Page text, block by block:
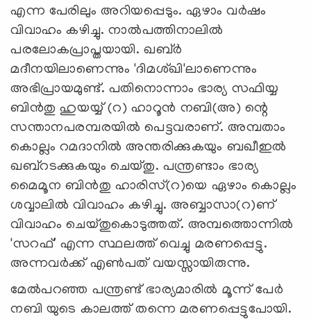
എന്ന പേരിലും അറിയപ്പെടും. ഏഴാം വര്‍ഷം
വിവാഹം കഴിച്ചു. നാല്‍പത്തിനാലില്‍
പരലോകപ്രാപ്തയായി. ഖബ്ര്‍
മദീനയിലാണെന്നും 'ദിമശ്ഖി'ലാണെന്നും
അഭിപ്രായമുണ്ട്. പതിനൊന്നാം ഭാര്യ സഫിയ്യ
ബിന്‍തു ഹുയയ്യ് (റ) ഹാറൂന്‍ നബി(അ) ന്റെ
സന്താനപരമ്പരയില്‍ പെട്ടവരാണ്. അമ്പതാം
കൊല്ലം റമദാനില്‍ അന്തരിക്കുകയും ബഖീഇല്‍
ഖബ്‌റടക്കുകയും ചെയ്തു. പന്ത്രണ്ടാം ഭാര്യ
മൈമൂന ബിന്‍തു ഹാരിസ്(റ)യെ ഏഴാം കൊല്ലം
ശവ്വാലില്‍ വിവാഹം കഴിച്ചു. അബ്ബാസാ(റ)ണ്
വിവാഹം ചെയ്തുകൊടുത്തത്. അമ്പത്തൊന്നില്‍
'സറഫ്' എന്ന സ്ഥലത്ത് വെച്ചു മരണപ്പെട്ടു.
അന്നവര്‍ക്ക് എണ്‍പത് വയസ്സായിരുന്നു.
മേല്‍പറഞ്ഞ പന്ത്രണ്ട് ഭാര്യമാരില്‍ മൂന്ന് പേര്‍
നബി യുടെ കാലത്ത് തന്നെ മരണപ്പെട്ടുപോയി.